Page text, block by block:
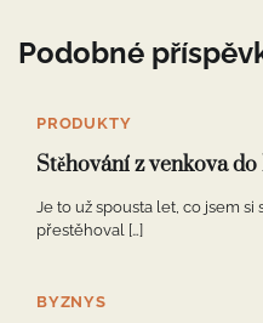
Podobné
PRODUKTY
Stěhování z venkova
Je to už spousta let, co jsem
přestěhoval […]
BYZNYS